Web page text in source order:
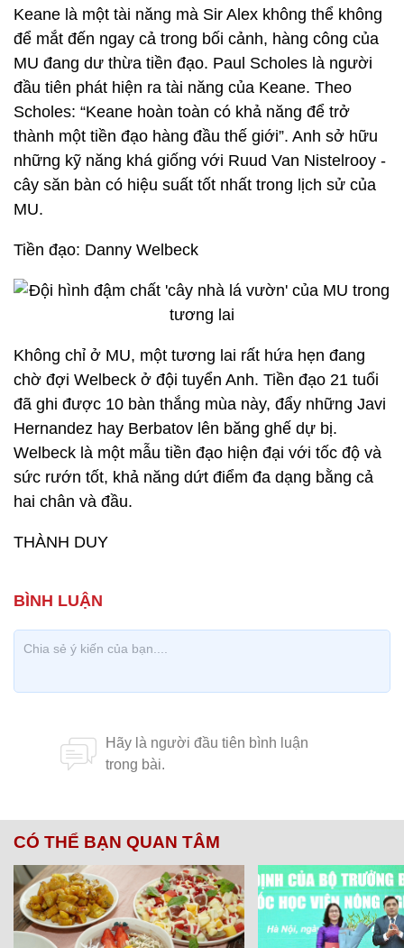
Keane là một tài năng mà Sir Alex không thể không
để mắt đến ngay cả trong bối cảnh, hàng công của
MU đang dư thừa tiền đạo. Paul Scholes là người
đầu tiên phát hiện ra tài năng của Keane. Theo
Scholes: “Keane hoàn toàn có khả năng để trở
thành một tiền đạo hàng đầu thế giới”. Anh sở hữu
những kỹ năng khá giống với Ruud Van Nistelrooy -
cây săn bàn có hiệu suất tốt nhất trong lịch sử của
MU.
Tiền đạo: Danny Welbeck
Không chỉ ở MU, một tương lai rất hứa hẹn đang
chờ đợi Welbeck ở đội tuyển Anh. Tiền đạo 21 tuổi
đã ghi được 10 bàn thắng mùa này, đẩy những Javi
Hernandez hay Berbatov lên băng ghế dự bị.
Welbeck là một mẫu tiền đạo hiện đại với tốc độ và
sức rướn tốt, khả năng dứt điểm đa dạng bằng cả
hai chân và đầu.
THÀNH DUY
CÓ THỂ BẠN QUAN TÂM